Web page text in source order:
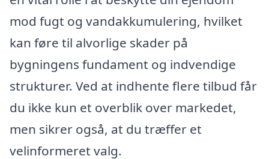
mod fugt og vandakkumulering, hvilket
kan føre til alvorlige skader på
bygningens fundament og indvendige
strukturer. Ved at indhente flere tilbud får
du ikke kun et overblik over markedet,
men sikrer også, at du træffer et
velinformeret valg.